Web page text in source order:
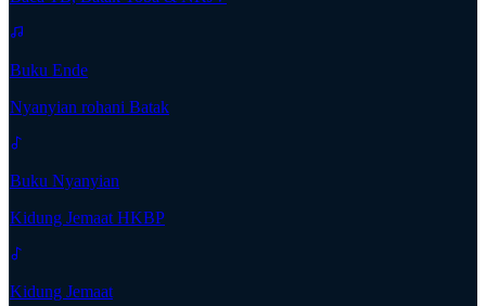
Buku Ende
Nyanyian rohani Batak
Buku Nyanyian
Kidung Jemaat HKBP
Kidung Jemaat